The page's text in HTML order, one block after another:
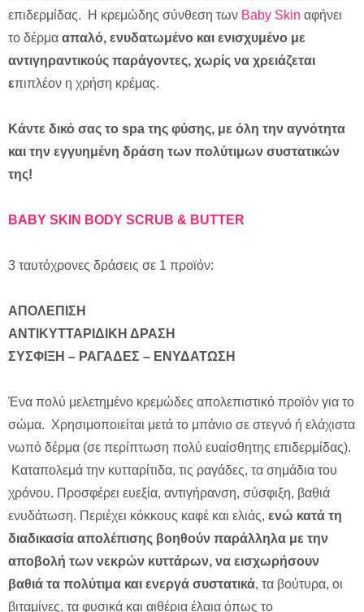
επιδερμίδας. Η κρεμώδης σύνθεση των Baby Skin αφήνει
το δέρμα απαλό, ενυδατωμένο και ενισχυμένο με
αντιγηραντικούς παράγοντες, χωρίς να χρειάζεται
επιπλέον η χρήση κρέμας.
Κάντε δικό σας το spa της φύσης, με όλη την αγνότητα
και την εγγυημένη δράση των πολύτιμων συστατικών
της!
BABY SKIN BODY SCRUB & BUTTER
3 ταυτόχρονες δράσεις σε 1 προϊόν:
ΑΠΟΛΕΠΙΣΗ
ΑΝΤΙΚΥΤΤΑΡΙΔΙΚΗ ΔΡΑΣΗ
ΣΥΣΦΙΞΗ – ΡΑΓΑΔΕΣ – ΕΝΥΔΑΤΩΣΗ
Ένα πολύ μελετημένο κρεμώδες απολεπιστικό προϊόν για το
σώμα. Χρησιμοποιείται μετά το μπάνιο σε στεγνό ή ελάχιστα
νωπό δέρμα (σε περίπτωση πολύ ευαίσθητης επιδερμίδας).
Καταπολεμά την κυτταρίτιδα, τις ραγάδες, τα σημάδια του
χρόνου. Προσφέρει ευεξία, αντιγήρανση, σύσφιξη, βαθιά
ενυδάτωση. Περιέχει κόκκους καφέ και ελιάς, ενώ κατά τη
διαδικασία απολέπισης βοηθούν παράλληλα με την
αποβολή των νεκρών κυττάρων, να εισχωρήσουν
βαθιά τα πολύτιμα και ενεργά συστατικά, τα βούτυρα, οι
βιταμίνες, τα φυσικά και αιθέρια έλαια όπως το